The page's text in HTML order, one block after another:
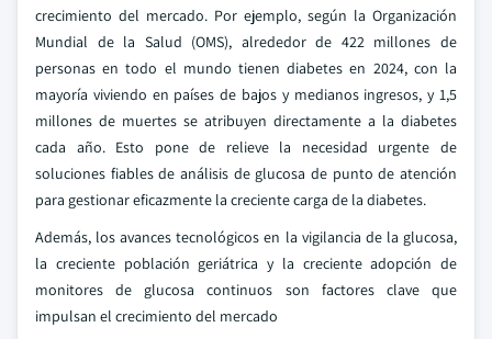
crecimiento del mercado. Por ejemplo, según la Organización
Mundial de la Salud (OMS), alrededor de 422 millones de
personas en todo el mundo tienen diabetes en 2024, con la
mayoría viviendo en países de bajos y medianos ingresos, y 1,5
millones de muertes se atribuyen directamente a la diabetes
cada año. Esto pone de relieve la necesidad urgente de
soluciones fiables de análisis de glucosa de punto de atención
para gestionar eficazmente la creciente carga de la diabetes.
Además, los avances tecnológicos en la vigilancia de la glucosa,
la creciente población geriátrica y la creciente adopción de
monitores de glucosa continuos son factores clave que
impulsan el crecimiento del mercado